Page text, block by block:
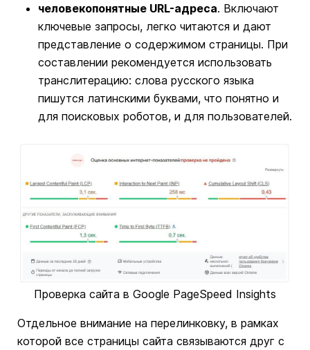
человекопонятные URL-адреса. Включают
ключевые запросы, легко читаются и дают
представление о содержимом страницы. При
составлении рекомендуется использовать
транслитерацию: слова русского языка
пишутся латинскими буквами, что понятно и
для поисковых роботов, и для пользователей.
Проверка сайта в Google PageSpeed Insights
Отдельное внимание на перелинковку, в рамках
которой все страницы сайта связываются друг с